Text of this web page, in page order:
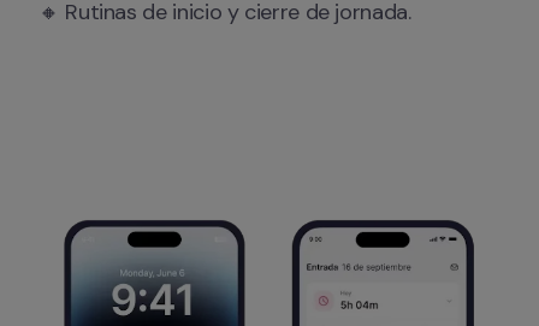
🔸 Rutinas de inicio y cierre de jornada.